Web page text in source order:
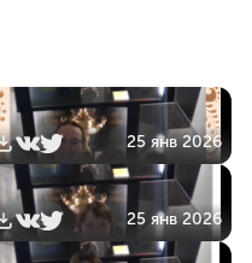
25 янв 2026
25 янв 2026